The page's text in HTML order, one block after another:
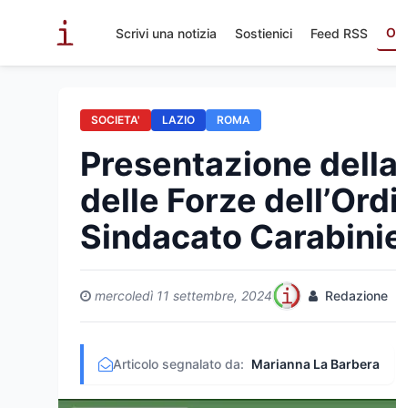
Scrivi una notizia Sostienici Feed RSS
SOCIETA' LAZIO ROMA
Presentazione
delle Forze
Sindacato
mercoledì 11 settembre, 2024 Redazione
Articolo segnalato da: Marianna La Barbera